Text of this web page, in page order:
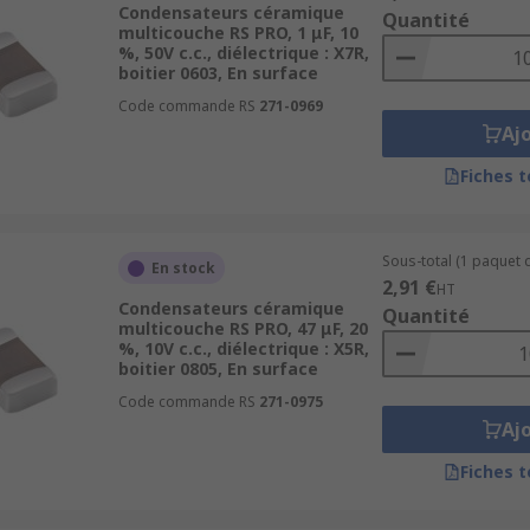
permissif qui offre une meilleure efficacité
de classe 1 et sont mieux adaptés aux
Condensateurs céramique
multicouche RS PRO, 1 μF, 10
%, 50V c.c., diélectrique : X7R,
boitier 0603, En surface
Code commande RS 271-0969
Quantité
Fiches
En stock
Condensateurs céramique
multicouche RS PRO, 47 μF, 20
%, 10V c.c., diélectrique : X5R,
boitier 0805, En surface
Code commande RS 271-0975
Sous-total (1 paquet
2,91 €HT
Quantité
Fiches